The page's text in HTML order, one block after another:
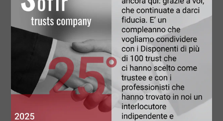
pronunce, sottolineando cheuntrustpuò
essere considerato come soggetto passivo
ai fini delle imposte sui redditi solo ove
trustee
detenga un potere effettivo di
amministrazione e gestione dei beni ivi
apportati.
Pertanto, qualora il disponente si riservi la
possibilità di esercitare qualche potere